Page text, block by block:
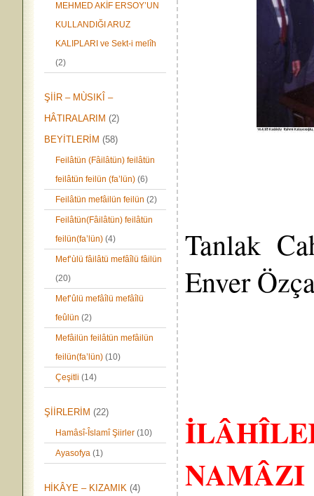
MEHMED AKİF ERSOY’UN
KULLANDIĞI ARUZ
KALIPLARI ve Sekt-i melîh
(2)
ŞİİR – MÙSIKÎ –
HÂTIRALARIM (2)
BEYİTLERİM (58)
Feilâtün (Fâilâtün) feilâtün
feilâtün feilün (fa’lün) (6)
Feilâtün mefâilün feilün (2)
Feilâtün(Fâilâtün) feilâtün
feilün(fa’lün) (4)
Mef’ùlü fâilâtü mefâîlü fâilün
(20)
Mef’ûlü mefâîlü mefâîlü
feûlün (2)
Mefâilün feilâtün mefâilün
feilün(fa’lün) (10)
Çeşitli (14)
ŞİİRLERİM (22)
Hamâsî-Îslamî Şiirler (10)
Ayasofya (1)
HİKÂYE – KIZAMIK (4)
Tanlak
Enver
NAMÂZI